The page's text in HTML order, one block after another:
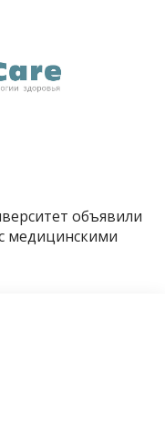
объявили
медицинскими